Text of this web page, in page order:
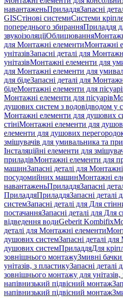
навантаженьПриладдяЗапасні
GISСтінові системиСистеми
попереднього збиранняПриладдя
звукоізоляціїОблицювання
для Монтажні елементиМонтажні
унітазівЗапасні деталі для
унітазівМонтажні елементи для
для Монтажні елементи для
для бідеЗапасні деталі для
бідеМонтажні елементи для
Монтажні елементи для пісуарів
душових систем з водовідводом у
Монтажні елементи для душових
стініМонтажні елементи для
елементи для душових
змішувачів для умивальника та
Інсталяційні елементи для
приладівМонтажні елементи для
машинЗапасні деталі для
посудомийних машинМонтажні
навантаженьПриладдяЗапасні
ПриладдяПриладдяЗапасні деталі
системЗапасні деталі для Для
постачанняЗапасні деталі для Для
відведення водиGeberit Kombifix
деталі для Монтажні елементи
душових системЗапасні деталі
душових системПриладдяДля
зовнішнього монтажуЗмивні
унітазів, з пластикуЗапасні деталі
зовнішнього монтажу для унітазів,
напівнизький підвісний монтаж
напівнизький підвісний монтаж